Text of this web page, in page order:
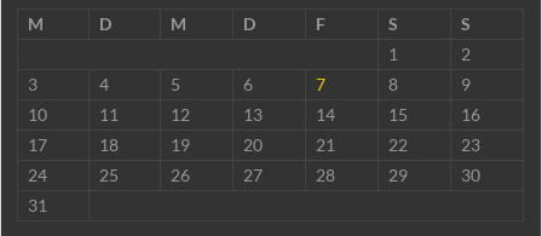
M
D M D F S
S
1
2
3
4 5 6 7 8
9
10
11 12 13 14 15
16
17
18 19 20 21 22
23
24
25 26 27 28 29
30
31